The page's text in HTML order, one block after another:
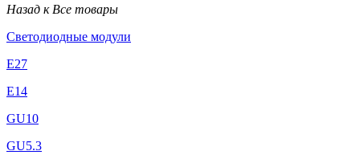
Назад к Все товары
Светодиодные модули
E27
E14
GU10
GU5.3